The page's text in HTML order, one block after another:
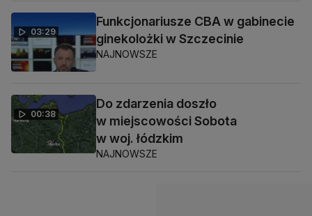
03:29
Funkcjonariusze CBA w gabinecie
ginekolożki w Szczecinie
NAJNOWSZE
00:38
Do zdarzenia doszło
w miejscowości Sobota
w woj. łódzkim
NAJNOWSZE